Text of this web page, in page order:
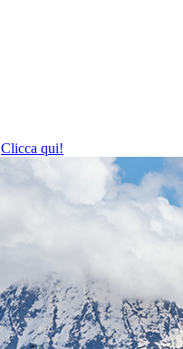
Clicca qui!